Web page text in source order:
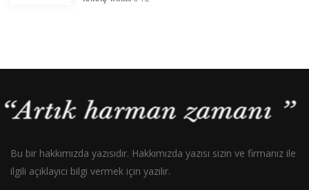
Bu bir hakkımızda yazısıdır. Hakkımızda yazısı sizin ve firmanız ile
ilgili açıklayıcı bilgi vermek için yazılır.